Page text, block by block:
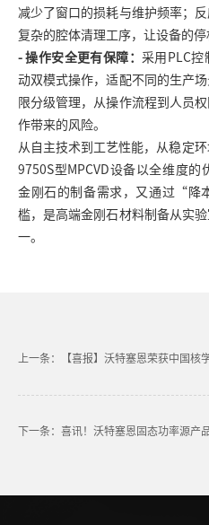
减少了窗口的损耗与维护频率；
复杂的腔体清理工序，让设备的停
- 操作安全更有保障： 采用PLC
动双模式操作，适配不同的生产
限分级管理，从操作流程到人员
作带来的风险。
从自主技术到工艺性能，从稳定
9750S型MPCVD设备以全维度
金刚石的制备需求，又通过“降
槛，是高端金刚石材料制备从实
一。
上一条：【喜报】沃特塞恩荣获中国核